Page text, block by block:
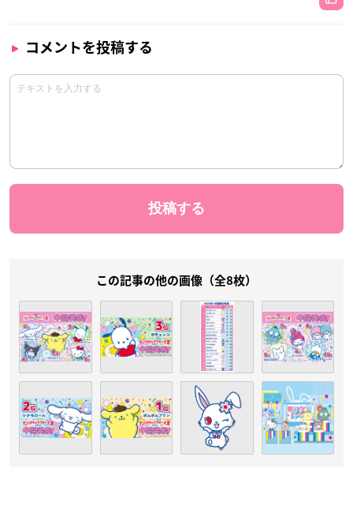
コメントを投稿する
この記事の他の画像（全8枚）